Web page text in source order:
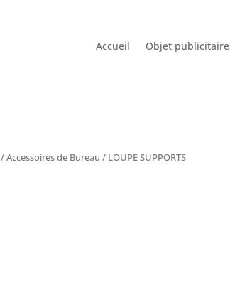
Accueil Objet publicitaire
/Accessoires de Bureau / LOUPE SUPPORTS